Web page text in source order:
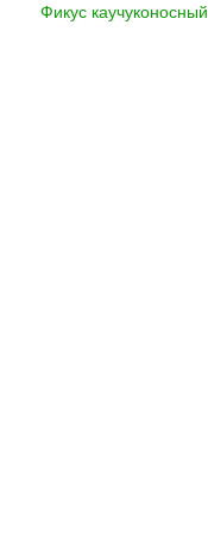
Фикус каучуконосный